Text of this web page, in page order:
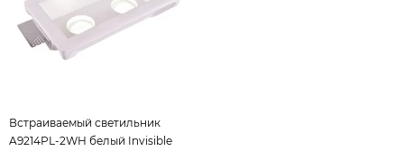
Встраиваемый светильник
A9214PL-2WH белый Invisible